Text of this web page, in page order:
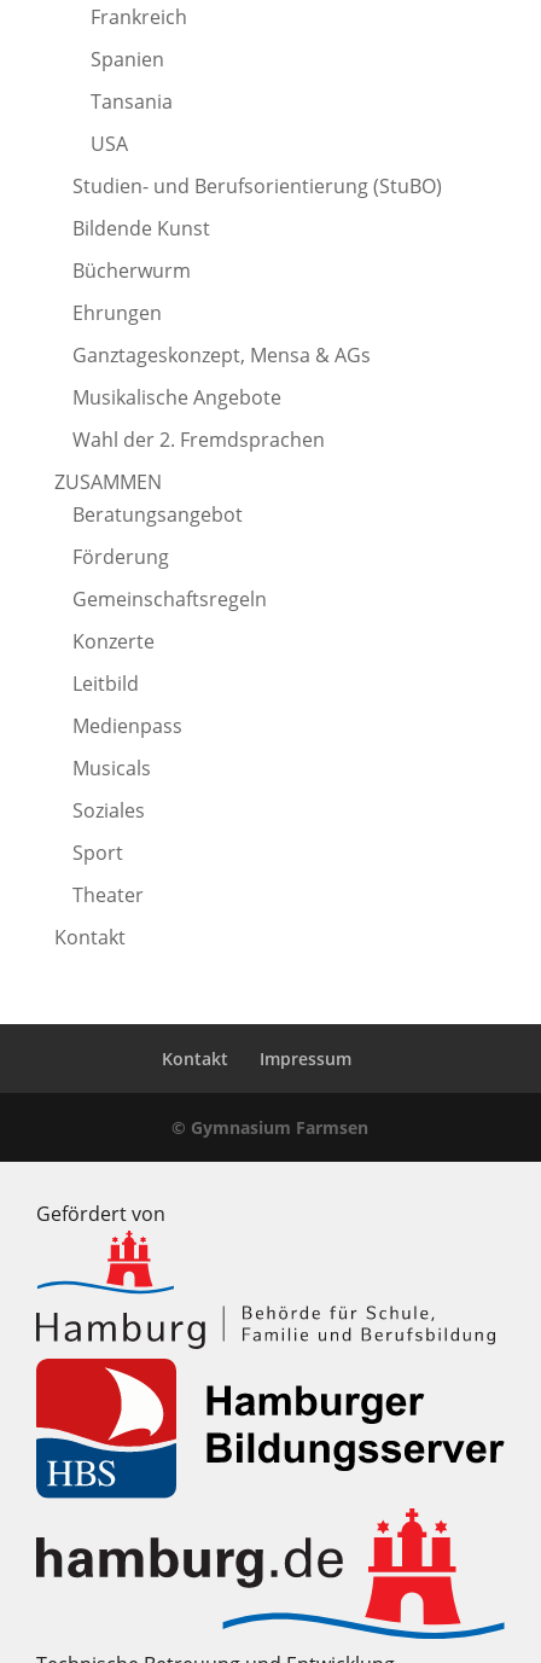
Frankreich
Spanien
Tansania
USA
Studien- und Berufsorientierung (StuBO)
Bildende Kunst
Bücherwurm
Ehrungen
Ganztageskonzept, Mensa & AGs
Musikalische Angebote
Wahl der 2. Fremdsprachen
ZUSAMMEN
Beratungsangebot
Förderung
Gemeinschaftsregeln
Konzerte
Leitbild
Medienpass
Musicals
Soziales
Sport
Theater
Kontakt
Kontakt Impressum
© Gymnasium Farmsen
Gefördert von